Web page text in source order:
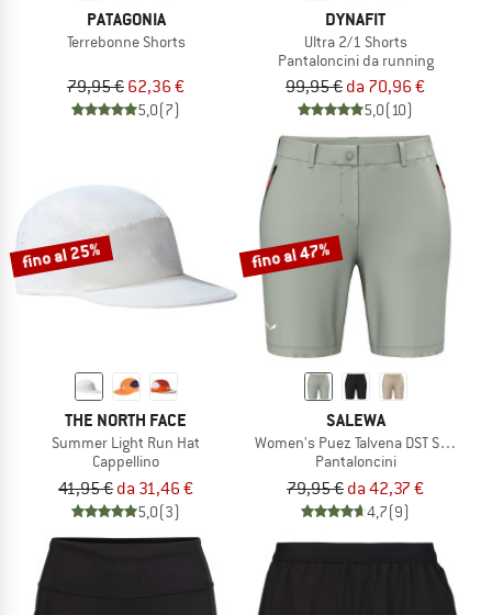
PATAGONIA
Terrebonne Shorts
79,95 € 62,36 €
5,0(7)
DYNAFIT
Ultra 2/1 Shorts
Pantaloncini da running
99,95 € da 70,96 €
5,0(10)
fino al 25%
THE NORTH FACE
Summer Light Run Hat
Cappellino
41,95 € da 31,46 €
5,0(3)
fino al 47%
SALEWA
Women's Puez Talvena DST Shorts
Pantaloncini
79,95 € da 42,37 €
4,7(9)